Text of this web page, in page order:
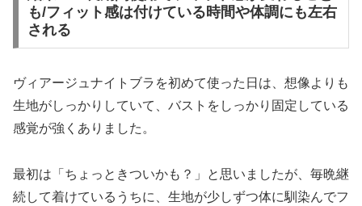
も/フィット感は付けている時間や体調にも左右
される
ヴィアージュナイトブラを初めて使った日は、想像よりも
生地がしっかりしていて、バストをしっかり固定している
感覚が強くありました。
最初は「ちょっときついかも？」と思いましたが、毎晩継
続して着けているうちに、生地が少しずつ体に馴染んでフ